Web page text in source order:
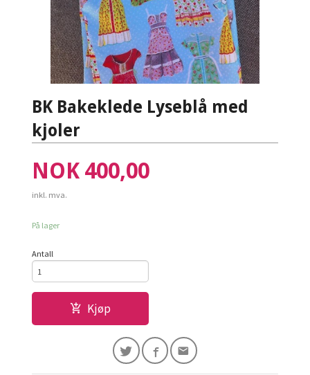
BK Bakeklede Lyseblå med
kjoler
Pris
NOK 400,00
inkl. mva.
På lager
Antall
Kjøp